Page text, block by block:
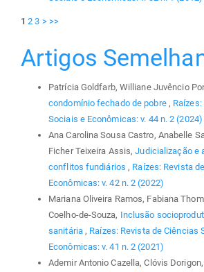
1 2 3 > >>
Artigos
Patrícia Goldfarb, Williane Juvêncio
condomínio fechado de pobre ,
Sociais e Econômicas: v. 44 n. 2 (2024)
Ana Carolina Sousa Castro, Anabelle
Ficher Teixeira Assis,Judicialização e
conflitos fundiários , Raízes: Revista
Econômicas: v. 42 n. 2 (2022)
Mariana Oliveira Ramos, Fabiana
Coelho-de-Souza, Inclusão
sanitária , Raízes: Revista de Ciências
Econômicas: v. 41 n. 2 (2021)
Ademir Antonio Cazella, Clóvis